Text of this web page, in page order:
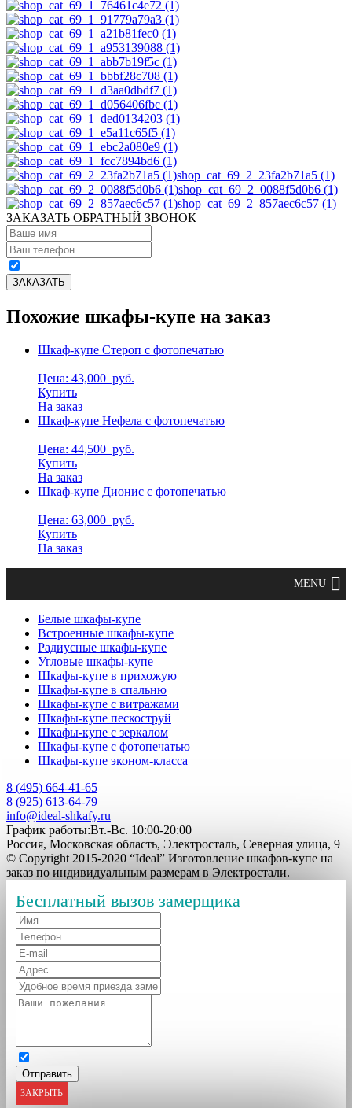
shop_cat_69_2_23fa2b71a5 (1)
shop_cat_69_2_0088f5d0b6 (1)
shop_cat_69_2_857aec6c57 (1)
ЗАКАЗАТЬ ОБРАТНЫЙ ЗВОНОК
Похожие шкафы-купе на заказ
Шкаф-купе Стероп с фотопечатью
Цена: 43,000 руб.
Купить
На заказ
Шкаф-купе Нефела с фотопечатью
Цена: 44,500 руб.
Купить
На заказ
Шкаф-купе Дионис с фотопечатью
Цена: 63,000 руб.
Купить
На заказ
Белые шкафы-купе
Встроенные шкафы-купе
Радиусные шкафы-купе
Угловые шкафы-купе
Шкафы-купе в прихожую
Шкафы-купе в спальню
Шкафы-купе с витражами
Шкафы-купе пескоструй
Шкафы-купе с зеркалом
Шкафы-купе с фотопечатью
Шкафы-купе эконом-класса
8 (495) 664-41-65
8 (925) 613-64-79
info@ideal-shkafy.ru
График работы:Вт.-Вс. 10:00-20:00
Россия, Московская область, Электросталь, Северная улица, 9
© Copyright 2015-2020 “Ideal” Изготовление шкафов-купе на
заказ по индивидуальным размерам в Электростали.
Бесплатный вызов замерщика
ЗАКРЫТЬ